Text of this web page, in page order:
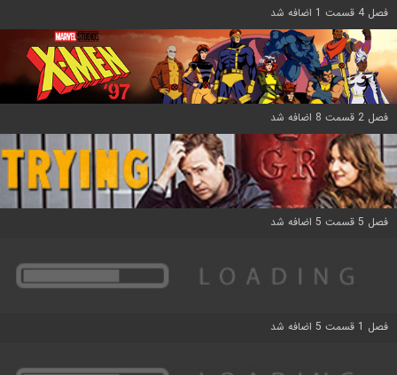
فصل 4 قسمت 1 اضافه شد
فصل 2 قسمت 8 اضافه شد
فصل 5 قسمت 5 اضافه شد
فصل 1 قسمت 5 اضافه شد